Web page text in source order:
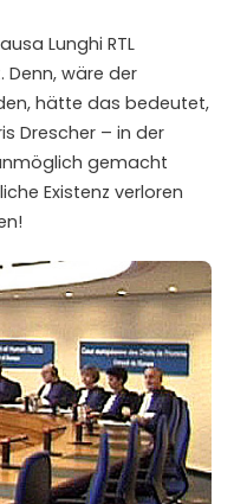
Lunghi RTL
wäre der
hätte das bedeutet,
Drescher – in der
gemacht
Existenz verloren